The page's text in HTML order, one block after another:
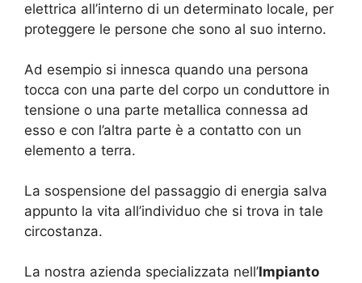
elettrica all’interno di un determinato locale, per
proteggere le persone che sono al suo interno.
Ad esempio si innesca quando una persona
tocca con una parte del corpo un conduttore in
tensione o una parte metallica connessa ad
esso e con l’altra parte è a contatto con un
elemento a terra.
La sospensione del passaggio di energia salva
appunto la vita all’individuo che si trova in tale
circostanza.
La nostra azienda specializzata nell’Impianto